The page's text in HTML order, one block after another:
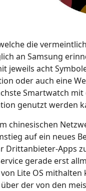
die
an Samsung
jeweils acht
oder auch eine
Smartwatch
genutzt werden
chinesischen
auf ein neues
Drittanbieter-Apps
gerade erst
Lite OS
der von den